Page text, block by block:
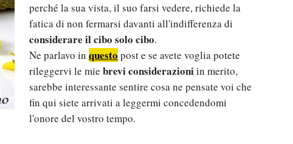
perché la sua vista, il suo farsi vedere, richiede la
fatica di non fermarsi davanti all'indifferenza di
considerare il cibo solo cibo.
Ne parlavo in questo post e se avete voglia potete
rileggervi le mie brevi considerazioniin merito,
sarebbe interessante sentire cosa ne pensate voi che
fin qui siete arrivati a leggermi concedendomi
l'onore del vostro tempo.